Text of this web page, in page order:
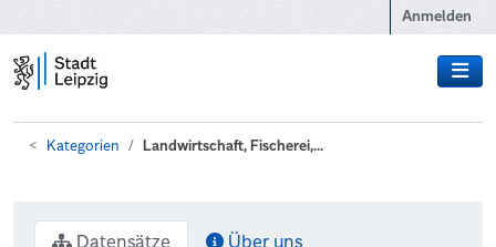
Anmelden
Kategorien Landwirtschaft, Fischerei,...
Datensätze Über uns